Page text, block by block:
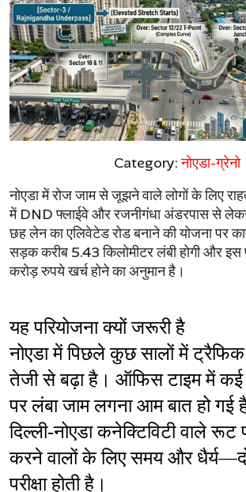
Category:नोएडा-ग्रेनो
नोएडा में रोज जाम से जूझने वाले लोगों के लिए
में DND फ्लाईवे और रजनीगंधा अंडरपास से
छह लेन का एलिवेटेड रोड बनाने की योजना पर
सड़क करीब 5.43 किलोमीटर लंबी होगी और
करोड़ रुपये खर्च होने का अनुमान है।
यह परियोजना क्यों जरूरी है
नोएडा में पिछले कुछ सालों में
तेजी से बढ़ा है। ऑफिस टाइम में
पर लंबा जाम लगना आम बात हो
दिल्ली-नोएडा कनेक्टिविटी वाले
करने वालों के लिए समय और
परीक्षा होती है।